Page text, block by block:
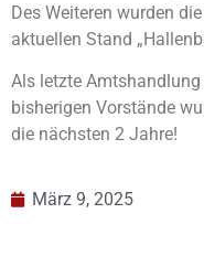
Des Weiteren wurden
aktuellen Stand
Als letzte
bisherigen Vorstände
die nächsten 2 Jahre!
März 9, 2025